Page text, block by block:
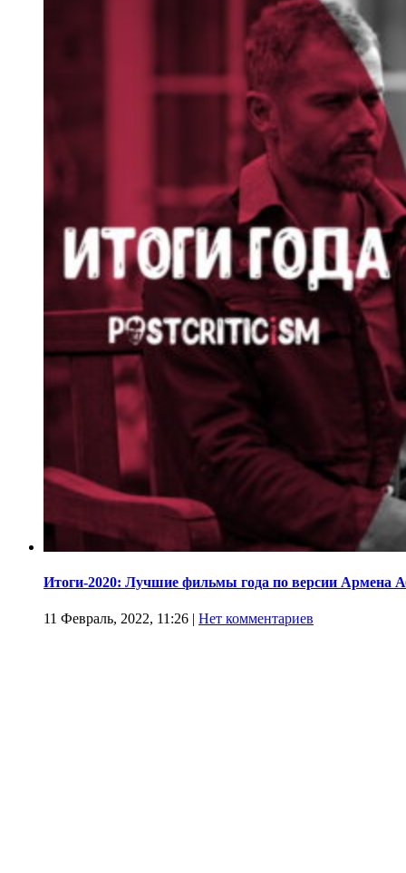
Итоги-2020: Лучшие фильмы года по версии Армена
11 Февраль, 2022, 11:26 | Нет комментариев